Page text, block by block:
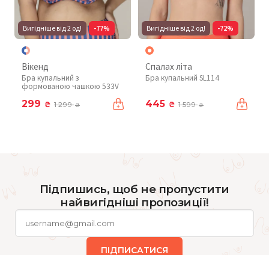
Вигідніше від 2 од! -77%
Вікенд
Бра купальний з
формованою чашкою 533V
299 ₴ 1 299₴
Вигідніше від 2 од! -72%
Спалах літа
Бра купальний SL114
445 ₴ 1 599₴
Підпишись, щоб не пропустити
найвигідніші пропозиції!
ПІДПИСАТИСЯ